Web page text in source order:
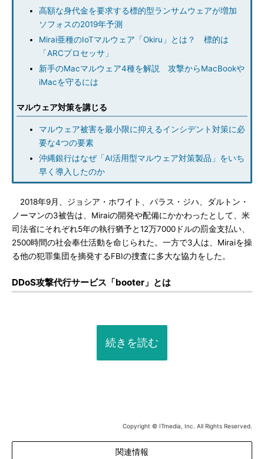
高額な身代金を要求する標的型ランサムウェアが増加
ソフォスの2019年予測
Mirai亜種のIoTマルウェア「Okiru」とは？ 標的は
「ARCプロセッサ」
新手のMacマルウェア4種を解説 攻撃からMacBookや
iMacを守るには
マルウェア対策を講じる
マルウェア被害を最小限に抑えるインシデント対策に必
要な4つの要素
沖縄銀行はなぜ「AI活用型マルウェア対策製品」をいち
早く導入したのか
2018年9月、ジョシア・ホワイト、パラス・ジハ、ダルトン・
ノーマンの3被告は、Miraiの開発や配備にかかわったとして、米
司法省にそれぞれ5年の執行猶予と12万7000ドルの罰金支払い、
2500時間の社会奉仕活動を命じられた。一方で3人は、Miraiを操
る他の犯罪集団を摘発するFBIの捜査に多大な協力をした。
DDoS攻撃代行サービス「booter」とは
続きを読む
Copyright © ITmedia, Inc. All Rights Reserved.
関連情報